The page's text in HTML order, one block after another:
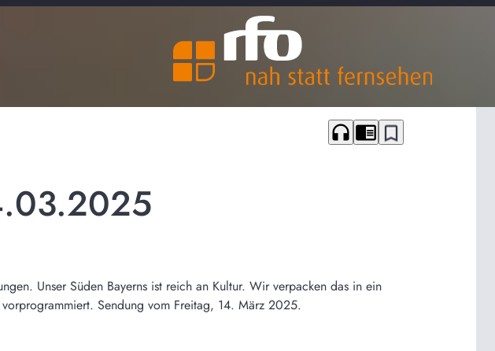
headphones chrome_reader_mode bookmark_border
Unser Süden Bayerns ist reich an Kultur. Wir verpacken das in ein
Sendung vom Freitag, 14. März 2025.